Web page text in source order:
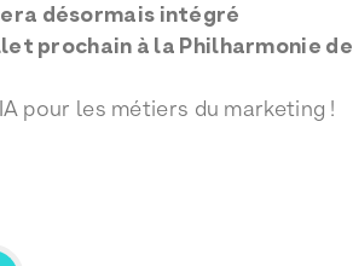
désormais intégré
prochain à la Philharmonie de
pour les métiers du marketing !